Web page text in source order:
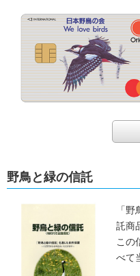
野鳥と緑の信託
「
託商
この
べて